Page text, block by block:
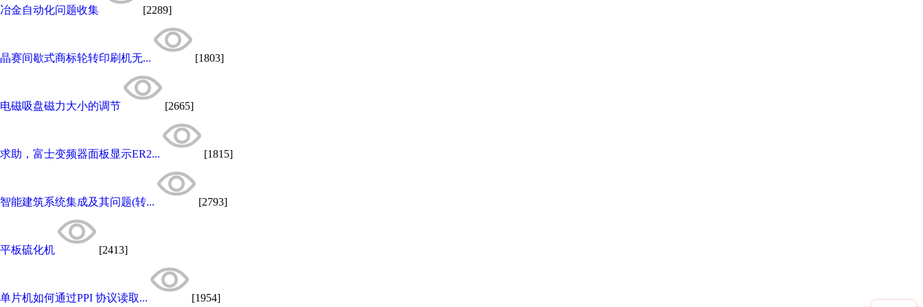
冶金自动化问题收集 [2289]
晶赛间歇式商标轮转印刷机无... [1803]
电磁吸盘磁力大小的调节 [2665]
求助，富士变频器面板显示ER2... [1815]
智能建筑系统集成及其问题(转... [2793]
平板硫化机 [2413]
单片机如何通过PPI 协议读取... [1954]